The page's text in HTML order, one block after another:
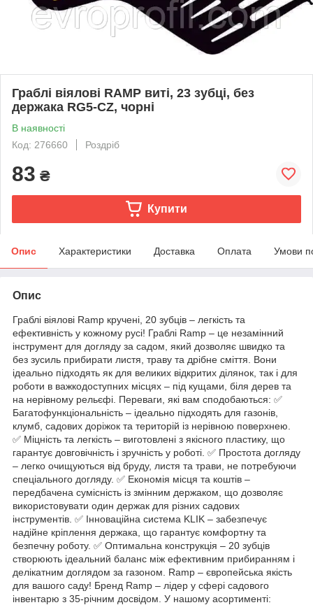
Граблі віялові RAMP виті, 23 зубці, без
держака RG5-CZ, чорні
В наявності
Код: 276660
Роздріб
83 ₴
Купити
Опис Характеристики Доставка Оплата Умови
Опис
Граблі віялові Ramp кручені, 20 зубців – легкість та
ефективність у кожному русі! Граблі Ramp – це незамінний
інструмент для догляду за садом, який дозволяє швидко та
без зусиль прибирати листя, траву та дрібне сміття. Вони
ідеально підходять як для великих відкритих ділянок, так і для
роботи в важкодоступних місцях – під кущами, біля дерев та
на нерівному рельєфі. Переваги, які вам сподобаються: ✅
Багатофункціональність – ідеально підходять для газонів,
клумб, садових доріжок та територій із нерівною поверхнею.
✅ Міцність та легкість – виготовлені з якісного пластику, що
гарантує довговічність і зручність у роботі. ✅ Простота догляду
– легко очищуються від бруду, листя та трави, не потребуючи
спеціального догляду. ✅ Економія місця та коштів –
передбачена сумісність із змінним держаком, що дозволяє
використовувати один держак для різних садових
інструментів. ✅ Інноваційна система KLIK – забезпечує
надійне кріплення держака, що гарантує комфортну та
безпечну роботу. ✅ Оптимальна конструкція – 20 зубців
створюють ідеальний баланс між ефективним прибиранням і
делікатним доглядом за газоном. Ramp – європейська якість
для вашого саду! Бренд Ramp – лідер у сфері садового
інвентарю з 35-річним досвідом. У нашому асортименті: